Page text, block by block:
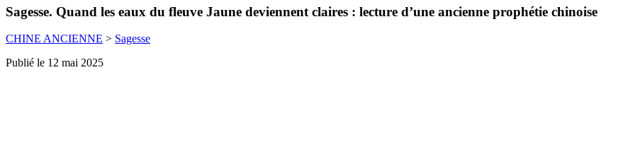
Sagesse. Quand les eaux du fleuve Jaune deviennent claires : lecture d’une ancienne prophétie chinoise
CHINE ANCIENNE > Sagesse
Publié le 12 mai 2025